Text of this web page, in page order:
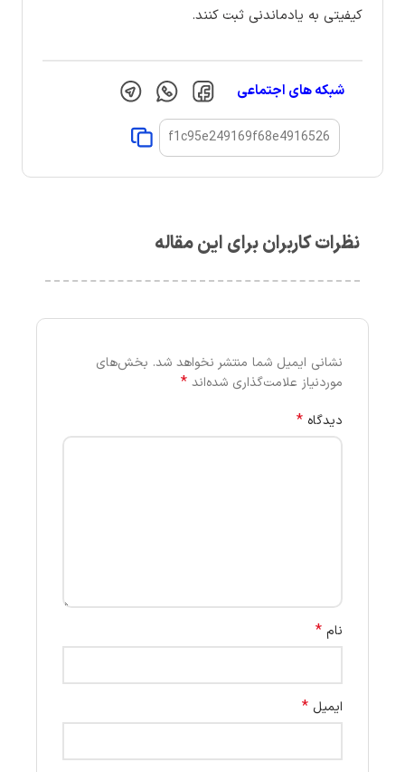
کیفیتی به یادماندنی ثبت کنند.
شبکه های اجتماعی
نظرات کاربران برای این مقاله
نشانی ایمیل شما منتشر نخواهد شد. بخش‌های
موردنیاز علامت‌گذاری شده‌اند *
دیدگاه *
نام *
ایمیل *